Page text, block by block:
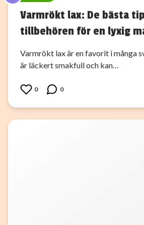
Varmrökt lax: De bästa
tillbehören för en lyxig
Varmrökt lax är en favorit i många
är läckert smakfull och kan…
0 0